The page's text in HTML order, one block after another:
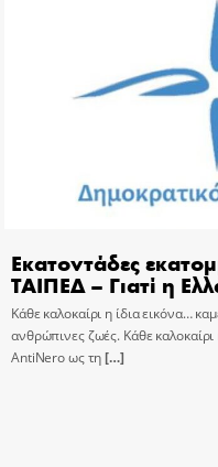
Εκατοντάδες
ΤΑΙΠΕΔ – Γιατί η
Κάθε καλοκαίρι η ίδια εικόνα…
ανθρώπινες ζωές. Κάθε
AntiNero ως τη[…]